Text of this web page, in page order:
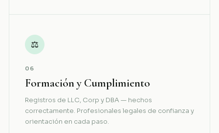
⚖
06
Formación y Cumplimiento
Registros de LLC, Corp y DBA — hechos
correctamente. Profesionales legales de confianza y
orientación en cada paso.